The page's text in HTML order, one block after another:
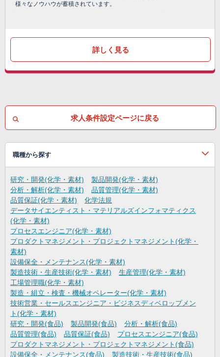
様々なノウハウが蓄積されています。
詳しく見る
求人条件設定ページに戻る
職種から探す
研究・開発(化学・素材)
製品開発(化学・素材)
分析・解析(化学・素材)
品質管理(化学・素材)
品質保証(化学・素材)
化学法規
データサイエンティスト・マテリアルズインフォマティクス
(化学・素材)
プロセスエンジニア(化学・素材)
プロダクトマネジメント・プロジェクトマネジメント(化学・
素材)
設備保全・メンテナンス(化学・素材)
製造技術・生産技術(化学・素材)
生産管理(化学・素材)
工場管理職(化学・素材)
製造・組立・検査・機械オペレーター(化学・素材)
技術営業・セールスエンジニア・ビジネスディベロップメン
ト(化学・素材)
研究・開発(食品)
製品開発(食品)
分析・解析(食品)
品質管理(食品)
品質保証(食品)
プロセスエンジニア(食品)
プロダクトマネジメント・プロジェクトマネジメント(食品)
設備保全・メンテナンス(食品)
製造技術・生産技術(食品)